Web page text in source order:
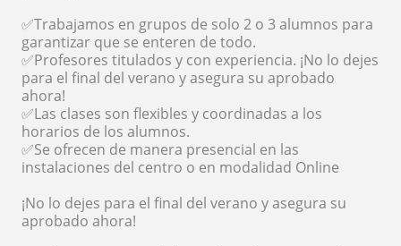
✅Trabajamos en grupos de solo 2 o 3 alumnos para
garantizar que se enteren de todo.
✅Profesores titulados y con experiencia. ¡No lo dejes
para el final del verano y asegura su aprobado
ahora!
✅Las clases son flexibles y coordinadas a los
horarios de los alumnos.
✅Se ofrecen de manera presencial en las
instalaciones del centro o en modalidad Online
¡No lo dejes para el final del verano y asegura su
aprobado ahora!